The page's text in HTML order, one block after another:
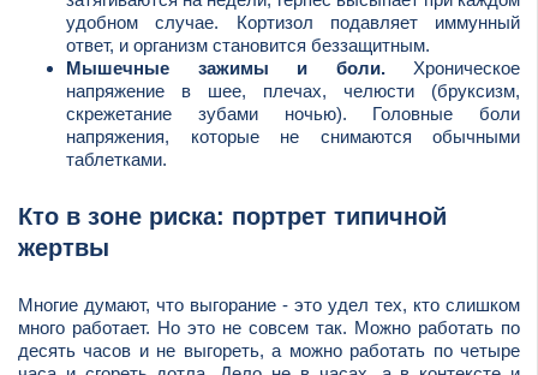
удобном случае. Кортизол подавляет иммунный
ответ, и организм становится беззащитным.
Мышечные зажимы и боли.Хроническое
напряжение в шее, плечах, челюсти (бруксизм,
скрежетание зубами ночью). Головные боли
напряжения, которые не снимаются обычными
таблетками.
Кто в зоне риска: портрет типичной
жертвы
Многие думают, что выгорание - это удел тех, кто слишком
много работает. Но это не совсем так. Можно работать по
десять часов и не выгореть, а можно работать по четыре